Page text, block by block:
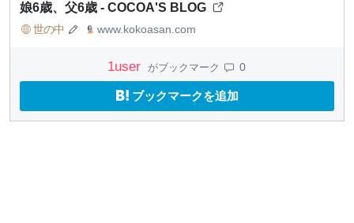
娘6歳、父6歳 - COCOA'S BLOG
世の中 www.kokoasan.com
1user がブックマーク 0
ブックマークを追加